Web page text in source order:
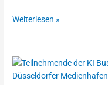
Weiterlesen »
Was
KI-